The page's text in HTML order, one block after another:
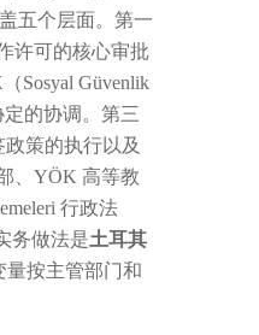
五个层面。第一
许可的核心审批
Sosyal Güvenlik
的协调。第三
政策的执行以及
、YÖK 高等教
行政法
务做法是土耳其
量按主管部门和